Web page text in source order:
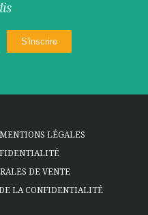
MENTIONS LÉGALES
DE VENTE
LA CONFIDENTIALITÉ